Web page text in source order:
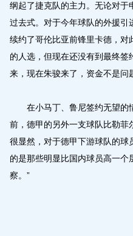
纲起了捷克队的主力。无论对于
过去式。对于今年球队的外援
续约了哥伦比亚前锋里卡德，对
的人选，但现在还没有到最终签
来，现在朱骏来了，资金不是问
在小马丁、鲁尼签约无望的
前，德甲的另外一支球队比勒菲
很显然，对于德甲下游球队的球
的是那些明显比国内球员高一
察。”